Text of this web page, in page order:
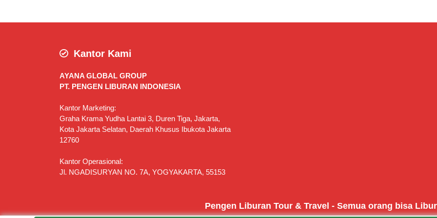
Kantor Kami
AYANA GLOBAL GROUP
PT. PENGEN LIBURAN INDONESIA
Kantor Marketing:
Graha Krama Yudha Lantai 3, Duren Tiga, Jakarta,
Kota Jakarta Selatan, Daerah Khusus Ibukota Jakarta
12760
Kantor Operasional:
Jl. NGADISURYAN NO. 7A, YOGYAKARTA, 55153
Pengen Liburan Tour & Travel - Semua orang bisa